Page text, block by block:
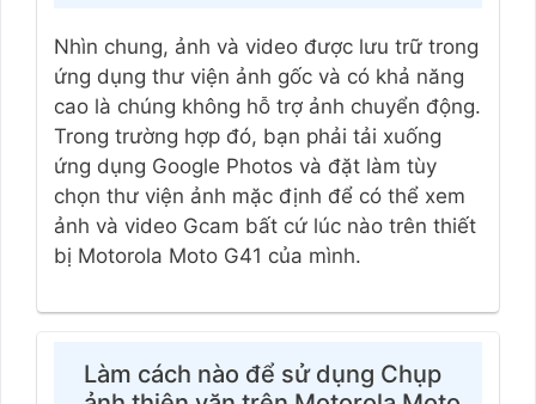
Nhìn chung, ảnh và video được lưu trữ trong
ứng dụng thư viện ảnh gốc và có khả năng
cao là chúng không hỗ trợ ảnh chuyển động.
Trong trường hợp đó, bạn phải tải xuống
ứng dụng Google Photos và đặt làm tùy
chọn thư viện ảnh mặc định để có thể xem
ảnh và video Gcam bất cứ lúc nào trên thiết
bị Motorola Moto G41 của mình.
Làm cách nào để sử dụng Chụp